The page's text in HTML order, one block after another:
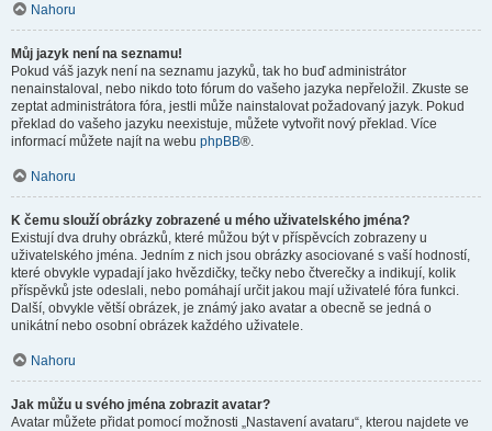
Nahoru
Můj jazyk není na seznamu!
Pokud váš jazyk není na seznamu jazyků, tak ho buď administrátor
nenainstaloval, nebo nikdo toto fórum do vašeho jazyka nepřeložil. Zkuste se
zeptat administrátora fóra, jestli může nainstalovat požadovaný jazyk. Pokud
překlad do vašeho jazyku neexistuje, můžete vytvořit nový překlad. Více
informací můžete najít na webu phpBB®.
Nahoru
K čemu slouží obrázky zobrazené u mého uživatelského jména?
Existují dva druhy obrázků, které můžou být v příspěvcích zobrazeny u
uživatelského jména. Jedním z nich jsou obrázky asociované s vaší hodností,
které obvykle vypadají jako hvězdičky, tečky nebo čtverečky a indikují, kolik
příspěvků jste odeslali, nebo pomáhají určit jakou mají uživatelé fóra funkci.
Další, obvykle větší obrázek, je známý jako avatar a obecně se jedná o
unikátní nebo osobní obrázek každého uživatele.
Nahoru
Jak můžu u svého jména zobrazit avatar?
Avatar můžete přidat pomocí možnosti „Nastavení avataru“, kterou najdete ve